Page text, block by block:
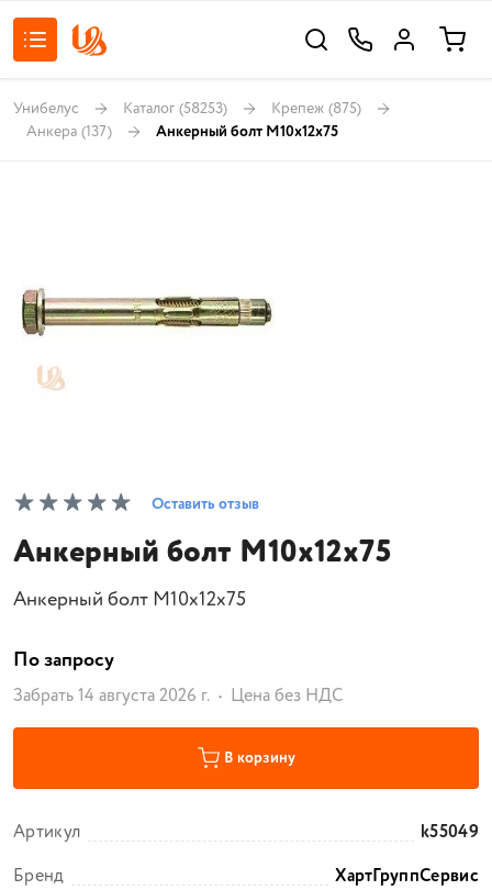
Унибелус Каталог (58253) Крепеж (875)
Анкера (137) Анкерный болт М10х12х75
Оставить отзыв
Анкерный болт М10х12х75
Анкерный болт М10х12х75
По запросу
Забрать 14 августа 2026 г. Цена без НДС
В корзину
Артикул
k55049
Бренд
ХартГруппСервис